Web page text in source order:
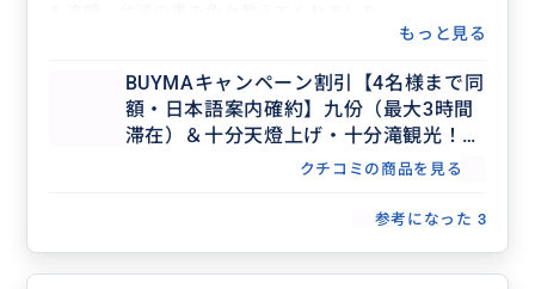
それこそ台湾のカラオケ（妻の趣味で…）の細かなとこ
どんなガイドブックよりも参考になる話でした。
次回も利用する機会があれば、張さんを指名したいくら
もっと見る
BUYMAキャンペーン割引【4名様まで同
額・日本語案内確約】九份（最大3時間
滞在）＆十分天燈上げ・十分滝観光！セ
ダンで行く貸切7時間ツアー（士林夜
クチコミの商品を見る
参考になった 3